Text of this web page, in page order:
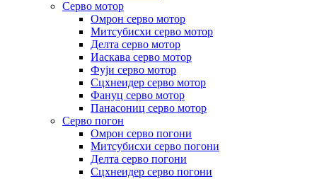
Серво мотор
Омрон серво мотор
Митсубисхи серво мотор
Делта серво мотор
Иаскава серво мотор
Фуји серво мотор
Сцхнеидер серво мотор
Фануц серво мотор
Панасониц серво мотор
Серво погон
Омрон серво погони
Митсубисхи серво погони
Делта серво погони
Сцхнеидер серво погони